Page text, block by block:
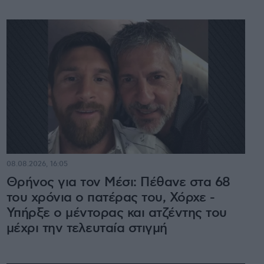
Θρήνος για τον Μέσι: Πέθανε στα 68
του χρόνια ο πατέρας του, Χόρχε -
Υπήρξε ο μέντορας και ατζέντης του
μέχρι την τελευταία στιγμή
08.08.2026, 16:05